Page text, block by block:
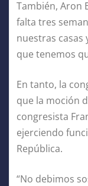
También, Aron
falta tres
nuestras casas
que tenemos
En tanto, la
que la moción
congresista
ejerciendo
República.
“No debimos